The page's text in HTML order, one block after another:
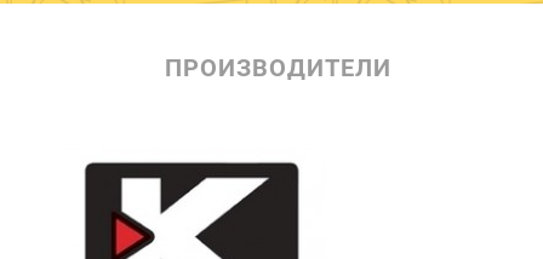
ПРОИЗВОДИТЕЛИ